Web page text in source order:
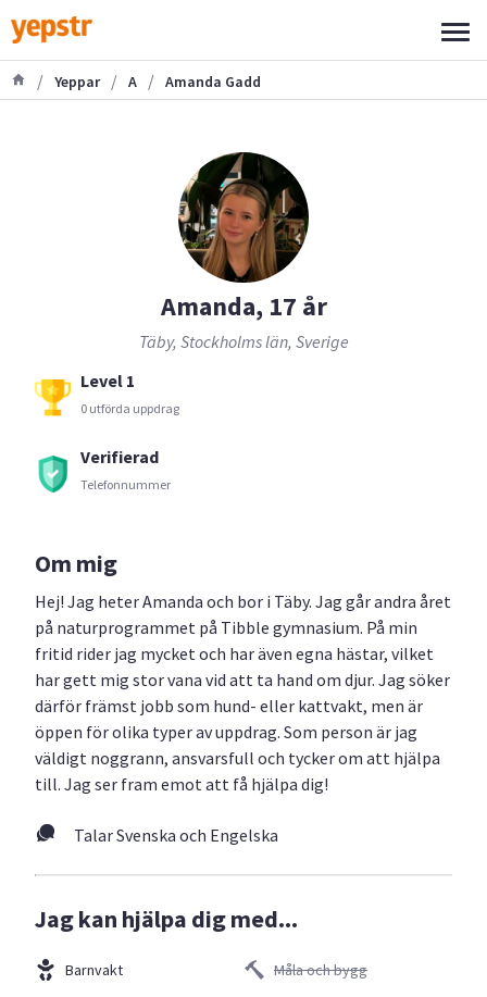
/ Yeppar / A / Amanda Gadd
Amanda, 17 år
Täby, Stockholms län, Sverige
Level 1
0 utförda uppdrag
Verifierad
Telefonnummer
Om mig
Hej! Jag heter Amanda och bor i Täby. Jag går andra året
på naturprogrammet på Tibble gymnasium. På min
fritid rider jag mycket och har även egna hästar, vilket
har gett mig stor vana vid att ta hand om djur. Jag söker
därför främst jobb som hund- eller kattvakt, men är
öppen för olika typer av uppdrag. Som person är jag
väldigt noggrann, ansvarsfull och tycker om att hjälpa
till. Jag ser fram emot att få hjälpa dig!
Talar Svenska och Engelska
Jag kan hjälpa dig med...
Barnvakt
Måla och bygg